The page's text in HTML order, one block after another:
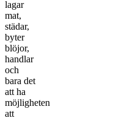
lagar
mat,
städar,
byter
blöjor,
handlar
och
bara det
att ha
möjligheten
att